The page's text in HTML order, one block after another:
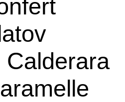
Calderara